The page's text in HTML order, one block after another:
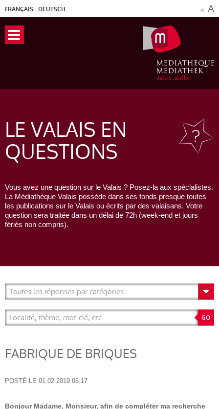
FRANÇAIS DEUTSCH A A
LE VALAIS EN
QUESTIONS
Vous avez une question sur le Valais ? Posez-la aux spécialistes.
La Médiathèque Valais possède dans ses fonds presque toutes
les publications sur le Valais ou écrits par des valaisans. Votre
question sera traitée dans un délai de 72h (week-end et jours
fériés non compris).
FABRIQUE DE BRIQUES
POSTÉ LE 01.02.2019 06:17
Bonjour Madame, Monsieur, afin de compléter ma recherche